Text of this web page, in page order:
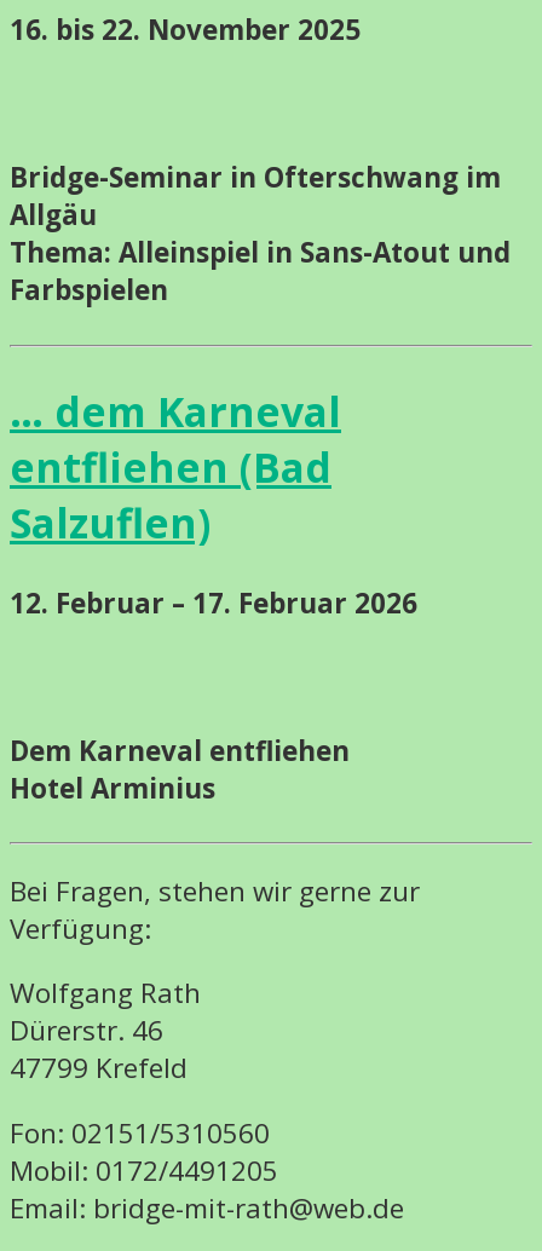
16. bis 22. November 2025
Bridge-Seminar in Ofterschwang im
Allgäu
Thema: Alleinspiel in Sans-Atout und
Farbspielen
… dem Karneval
entfliehen (Bad
Salzuflen)
12. Februar – 17. Februar 2026
Dem Karneval entfliehen
Hotel Arminius
Bei Fragen, stehen wir gerne zur
Verfügung:
Wolfgang Rath
Dürerstr. 46
47799 Krefeld
Fon: 02151/5310560
Mobil: 0172/4491205
Email: bridge-mit-rath@web.de